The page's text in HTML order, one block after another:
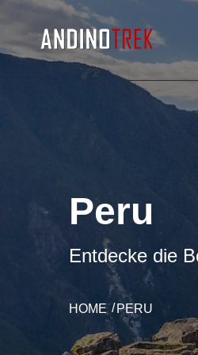
Peru
Entdecke die
HOME PERU